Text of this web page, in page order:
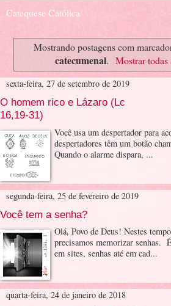
Catequese Católica
Mostrando postagens com
catecumenal. Mostrar todas
sexta-feira, 27 de setembro de 2019
O homem rico e Lázaro (Lc
16,19-31)
Você usa um despertador para
despertadores têm um botão
Quando o alarme dispara, ...
segunda-feira, 25 de fevereiro de 2019
Você tem a senha?
Olá, Povo de Deus! Nestes
precisamos memorizar senhas.
em sites, senhas até em cad...
quarta-feira, 24 de janeiro de 2018